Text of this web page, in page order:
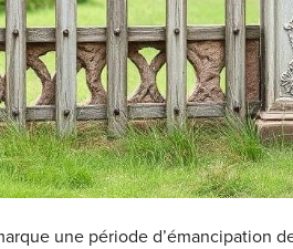
une période d’émancipation